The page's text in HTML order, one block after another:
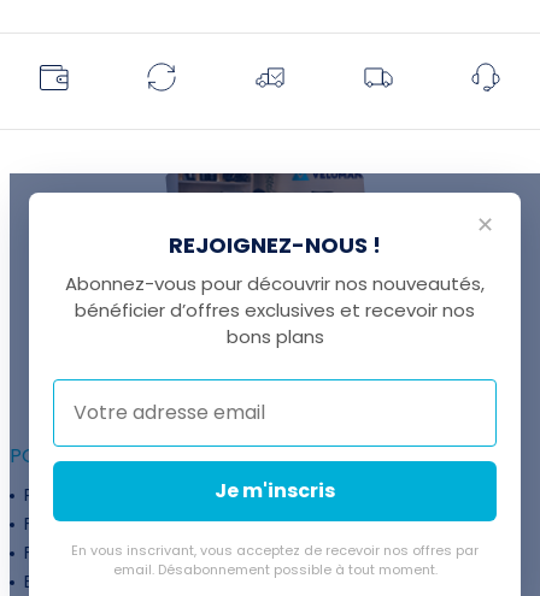
UNE QUESTION ?
+41 22 307 02 00
POUR ALLER PLUS LOIN :
Programme fidélité
Entreprises
Financement
Services
Flexibilité de paiement
Subventions
Extension de garantie
Politique de retour
✕
REJOIGNEZ-NOUS !
Abonnez-vous pour découvrir nos nouveautés,
bénéficier d’offres exclusives et recevoir nos
bons plans
Je m'inscris
En vous inscrivant, vous acceptez de recevoir nos offres par
email. Désabonnement possible à tout moment.